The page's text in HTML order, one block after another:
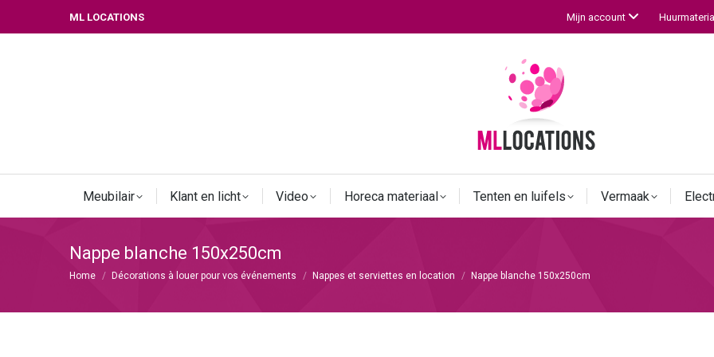
ML LOCATIONS Mijn account
Meubilair Klant en licht Video Horeca materiaal Tenten en luifels Vermaak
Nappe blanche 150x250cm
Je bent hier:
Home Décorations à louer pour vos événements Nappes et serviettes en location Nappe blanche 150x250cm